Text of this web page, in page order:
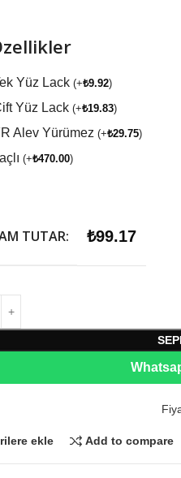
Yüz Lack (+₺9.92)
Yüz Lack (+₺19.83)
Alev Yürümez (+₺29.75)
İlaçlı (+₺470.00)
TUTAR: ₺99.17
ekle Add to compare